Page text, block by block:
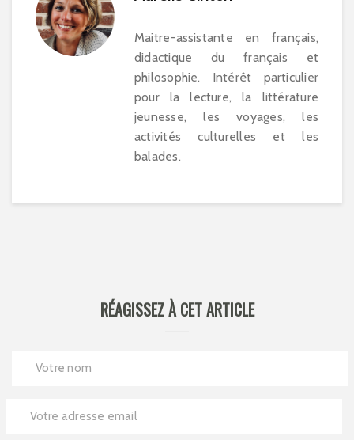
Maitre-assistante en français,
didactique du français et
philosophie. Intérêt particulier
pour la lecture, la littérature
jeunesse, les voyages, les
activités culturelles et les
balades.
RÉAGISSEZ À CET ARTICLE